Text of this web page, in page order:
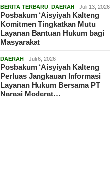
BERITA TERBARU ,DAERAH Juli 13, 2026
Posbakum ‘Aisyiyah Kalteng
Komitmen Tingkatkan Mutu
Layanan Bantuan Hukum bagi
Masyarakat
DAERAH Juli 6, 2026
Posbakum ‘Aisyiyah Kalteng
Perluas Jangkauan Informasi
Layanan Hukum Bersama PT
Narasi Moderat…